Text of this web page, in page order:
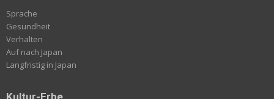
Sprache
Gesundheit
Verhalten
Auf nach Japan
Langfristig in Japan
Kultur-Erbe